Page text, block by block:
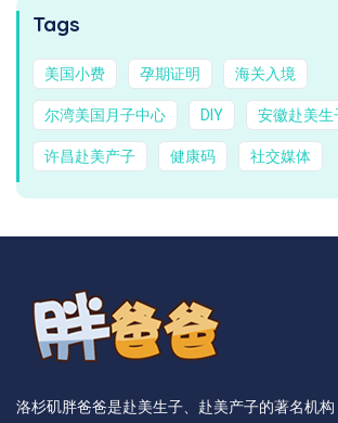
Tags
美国小费 孕期证明 海关入境
尔湾美国月子中心 DIY 安徽赴美生
许昌赴美产子 健康码 社交媒体
洛杉矶胖爸爸是赴美生子、赴美产子的著名机